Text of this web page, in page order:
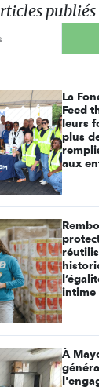
publiés
La
Feed
leurs
plus
aux
intime
À